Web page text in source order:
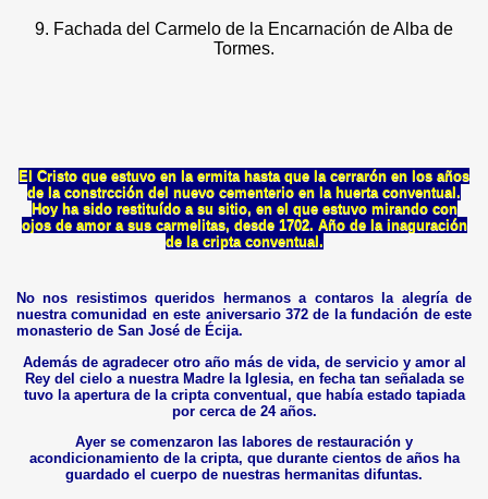
9. Fachada del Carmelo de la Encarnación de Alba de
Tormes.
El Cristo que estuvo en la ermita hasta que la cerrarón en los años
de la constrcción del nuevo cementerio en la huerta conventual.
Hoy ha sido restituído a su sitio, en el que estuvo mirando con
ojos de amor a sus carmelitas, desde 1702. Año de la inaguración
de la cripta conventual.
No nos resistimos queridos hermanos a contaros la alegría de
nuestra comunidad en este aniversario 372 de la fundación de este
monasterio de San José de Écija.
Además de agradecer otro año más de vida, de servicio y amor al
Rey del cielo a nuestra Madre la Iglesia, en fecha tan señalada se
tuvo la apertura de la cripta conventual, que había estado tapiada
por cerca de 24 años.
Ayer se comenzaron las labores de restauración y
acondicionamiento de la cripta, que durante cientos de años ha
guardado el cuerpo de nuestras hermanitas difuntas.